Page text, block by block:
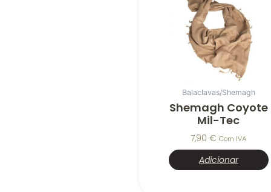
Balaclavas/Shemagh
Shemagh Coyote
Mil-Tec
7,90€ Com IVA
Adicionar